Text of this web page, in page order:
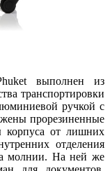
выполнен из
транспортировки
ручкой с
прорезиненные
корпуса от лишних
отделения
молнии. На ней же